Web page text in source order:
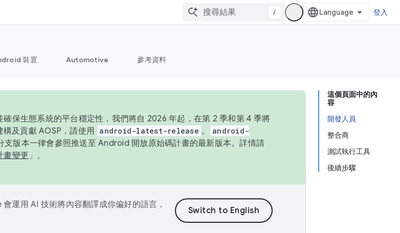
/ 登入
裝置 Automotive 參考資料
這個頁面中的內
容
開發人員
整合商
測試執行工具
後續步驟
保生態系統的平台穩定性，我們將自 2026 年起，在第 2 季和第 4 季將
及貢獻 AOSP，請使用 android-latest-release 。
android-
支版本一律會參照推送至 Android 開放原始碼計畫的最新版本。詳情請
畫變更 」。
運用 AI 技術將內容翻譯成你偏好的語言，